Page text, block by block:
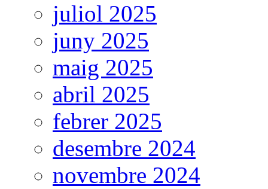
juliol 2025
juny 2025
maig 2025
abril 2025
febrer 2025
desembre 2024
novembre 2024